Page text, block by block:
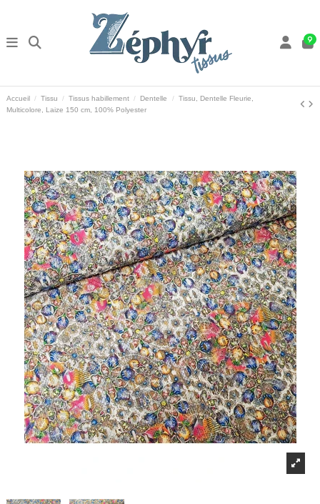
9
Accueil Tissu Tissus habillement Dentelle
Tissu, Dentelle Fleurie,
Multicolore, Laize 150 cm, 100% Polyester